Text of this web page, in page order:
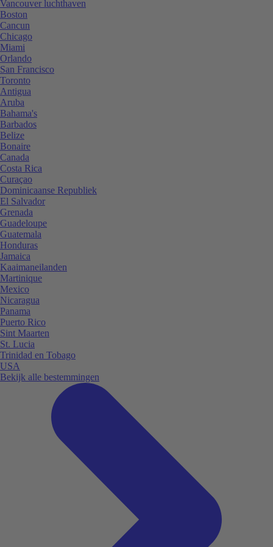
Vancouver luchthaven
Boston
Cancun
Chicago
Miami
Orlando
San Francisco
Toronto
Antigua
Aruba
Bahama's
Barbados
Belize
Bonaire
Canada
Costa Rica
Curaçao
Dominicaanse Republiek
El Salvador
Grenada
Guadeloupe
Guatemala
Honduras
Jamaica
Kaaimaneilanden
Martinique
Mexico
Nicaragua
Panama
Puerto Rico
Sint Maarten
St. Lucia
Trinidad en Tobago
USA
Bekijk alle bestemmingen